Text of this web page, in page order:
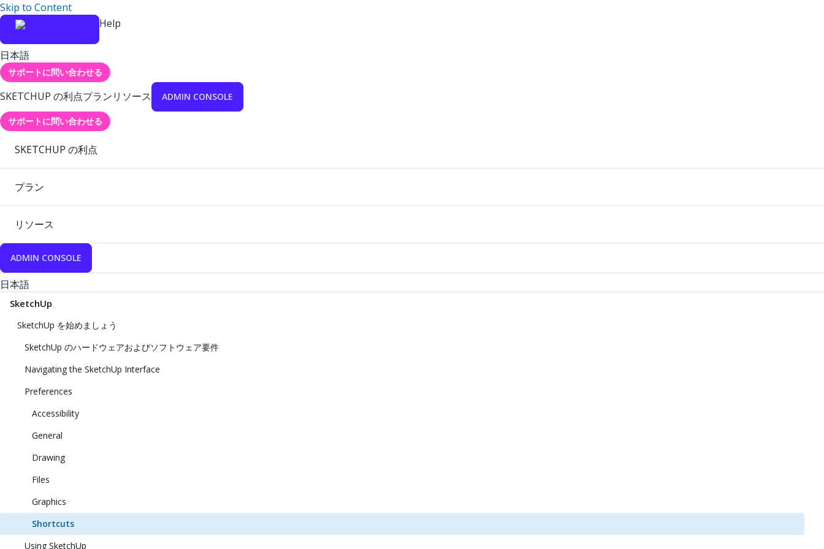
Skip to Content
Help
日本語
サポートに問い合わせる
SKETCHUP の利点プランリソース ADMIN CONSOLE
サポートに問い合わせる
SKETCHUP の利点
プラン
リソース
ADMIN CONSOLE
日本語
SketchUp
SketchUp を始めましょう
SketchUp のハードウェアおよびソフトウェア要件
Navigating the SketchUp Interface
Preferences
Accessibility
General
Drawing
Files
Graphics
Shortcuts
Using SketchUp